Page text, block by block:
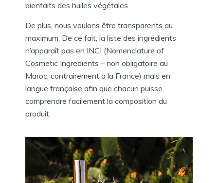
bienfaits des huiles végétales.
De plus, nous voulons être transparents au
maximum. De ce fait, la liste des ingrédients
n’apparaît pas en INCI (Nomenclature of
Cosmetic Ingredients – non obligatoire au
Maroc, contrairement à la France) mais en
langue française afin que chacun puisse
comprendre facilement la composition du
produit.